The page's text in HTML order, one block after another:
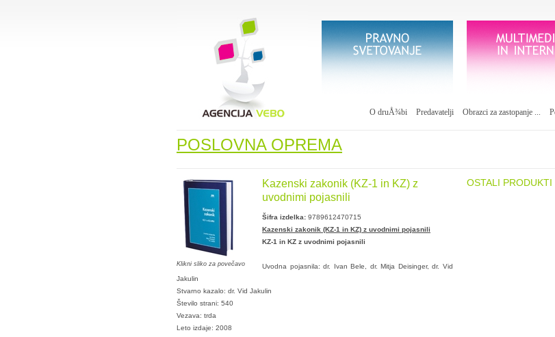
O druÅ¾bi Predavatelji Obrazci za zastopanje ...
POSLOVNA OPREMA
Klikni sliko za povečavo
Kazenski zakonik (KZ-1 in KZ) z
uvodnimi pojasnili
Šifra izdelka: 9789612470715
Kazenski zakonik (KZ-1 in KZ) z uvodnimi pojasnili
KZ-1 in KZ z uvodnimi pojasnili
Uvodna pojasnila: dr. Ivan Bele, dr. Mitja Deisinger, dr. Vid
Jakulin
Stvarno kazalo: dr. Vid Jakulin
Število strani: 540
Vezava: trda
Leto izdaje: 2008
OSTALI PRODUKTI